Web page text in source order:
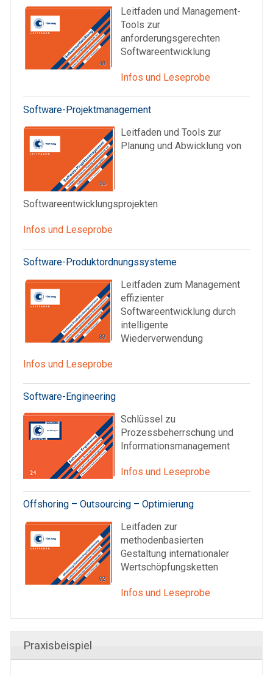
Leitfaden und Management-
Tools zur
anforderungsgerechten
Softwareentwicklung
Infos und Leseprobe
Software-Projektmanagement
Leitfaden und Tools zur
Planung und Abwicklung von
Softwareentwicklungsprojekten
Infos und Leseprobe
Software-Produktordnungssysteme
Leitfaden zum Management
effizienter
Softwareentwicklung durch
intelligente
Wiederverwendung
Infos und Leseprobe
Software-Engineering
Schlüssel zu
Prozessbeherrschung und
Informationsmanagement
Infos und Leseprobe
Offshoring – Outsourcing – Optimierung
Leitfaden zur
methodenbasierten
Gestaltung internationaler
Wertschöpfungsketten
Infos und Leseprobe
Praxisbeispiel